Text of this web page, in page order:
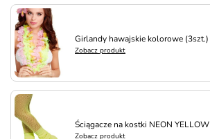
Girlandy hawajskie kolorowe (3szt.)
Zobacz produkt
Ściągacze na kostki NEON YELLOW
Zobacz produkt